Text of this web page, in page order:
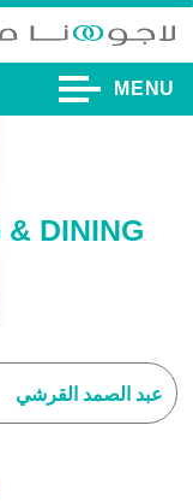
MENU
& DINING
عبد الصمد القرشي